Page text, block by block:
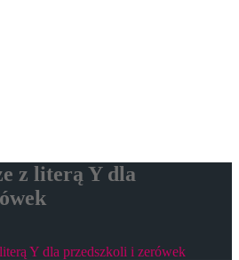
z literą Y dla
Y dla przedszkoli i zerówek